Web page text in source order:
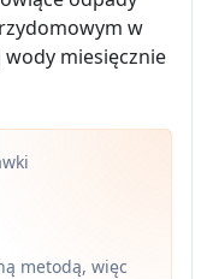
w
wody miesięcznie
metodą, więc